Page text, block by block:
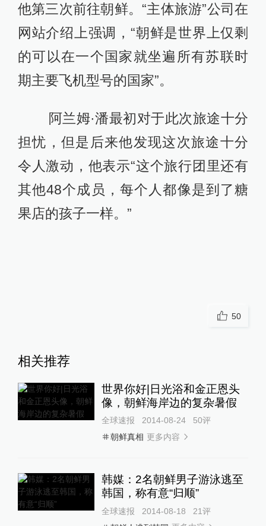
他第三次前往朝鲜。“主体旅游”公司在
网站介绍上强调，“朝鲜是世界上仅剩
的可以在一个国家就坐遍所有苏联时
期主要飞机型号的国家”。
阿兰姆·潘最初对于此次旅途十分
担忧，但是后来他发现这次旅途十分
令人激动，他表示“这个旅行团里还有
其他48个成员，每个人都像是到了糖
果店的孩子一样。”
50
相关推荐
世界你好|日光浴和金正恩头
像，朝鲜海岸边的复杂暑假
全球速报 2014-08-24 50评
朝鲜真相 更多内容
韩媒：2名朝鲜男子游泳逃至
韩国，称有意“归顺”
全球速报 2014-08-18 21评